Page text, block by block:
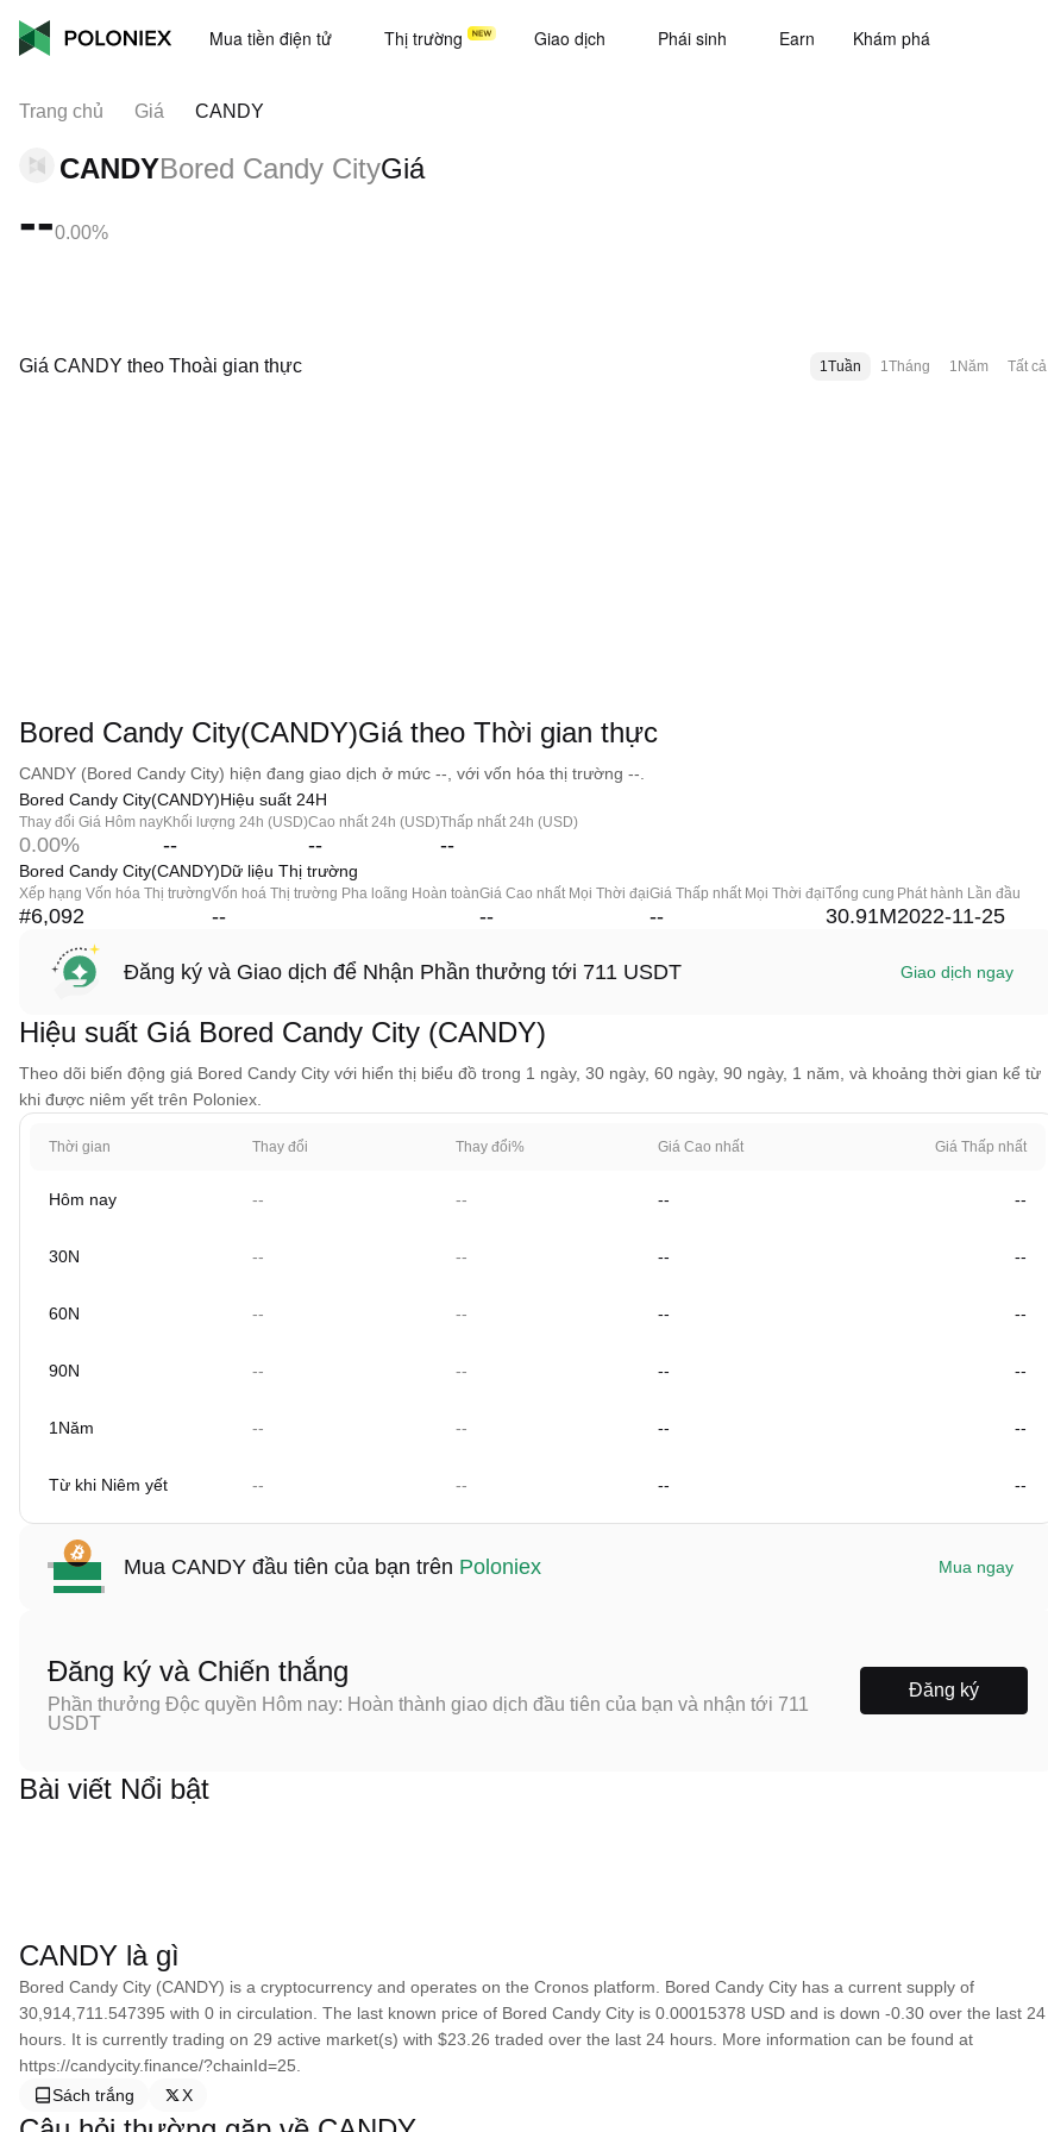
Mua tiền điện tử Thị trường Giao dịch Phái sinh Earn Khám phá
Trang chủ Giá CANDY
CANDYBored Candy CityGiá
--0.00%
Giá CANDY theo Thoài gian thực 1Tuần 1Tháng 1Năm Tất cả
Bored Candy City(CANDY)Giá theo Thời gian thực
CANDY (Bored Candy City) hiện đang giao dịch ở mức --, với vốn hóa thị trường --.
Bored Candy City(CANDY)Hiệu suất 24H
Thay đổi Giá Hôm nay
0.00%
Khối lượng 24h (USD)
--
Cao nhất 24h (USD)
--
Thấp nhất 24h (USD)
--
Bored Candy City(CANDY)Dữ liệu Thị trường
Xếp hạng Vốn hóa Thị trường
#6,092
Vốn hoá Thị trường Pha loãng Hoàn toàn
--
Giá Cao nhất Mọi Thời đại
--
Giá Thấp nhất Mọi Thời đại
--
Tổng cung
30.91M
Phát hành Lần đầu
2022-11-25
Đăng ký và Giao dịch để Nhận Phần thưởng tới 711 USDT Giao dịch ngay
Hiệu suất Giá Bored Candy City (CANDY)
Theo dõi biến động giá Bored Candy City với hiển thị biểu đồ trong 1 ngày, 30 ngày, 60 ngày, 90 ngày, 1 năm, và khoảng thời gian kể từ
khi được niêm yết trên Poloniex.
Thời gian Thay đổi Thay đổi% Giá Cao nhất Giá Thấp nhất
Hôm nay -- -- -- --
30N -- -- -- --
60N -- -- -- --
90N -- -- -- --
1Năm -- -- -- --
Từ khi Niêm yết -- -- -- --
Mua CANDY đầu tiên của bạn trên Poloniex Mua ngay
Đăng ký và Chiến thắng
Phần thưởng Độc quyền Hôm nay: Hoàn thành giao dịch đầu tiên của bạn và nhận tới 711
USDT
Đăng ký
Bài viết Nổi bật
CANDY là gì
Bored Candy City (CANDY) is a cryptocurrency and operates on the Cronos platform. Bored Candy City has a current supply of
30,914,711.547395 with 0 in circulation. The last known price of Bored Candy City is 0.00015378 USD and is down -0.30 over the last 24
hours. It is currently trading on 29 active market(s) with $23.26 traded over the last 24 hours. More information can be found at
https://candycity.finance/?chainId=25.
Sách trắng
X